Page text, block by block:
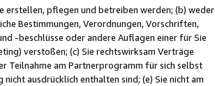
erstellen, pflegen und betreiben werden; (b) weder
Bestimmungen, Verordnungen, Vorschriften,
-beschlüsse oder andere Auflagen einer für Sie
verstoßen; (c) Sie rechtswirksam Verträge
Teilnahme am Partnerprogramm für sich selbst
ausdrücklich enthalten sind; (e) Sie nicht am